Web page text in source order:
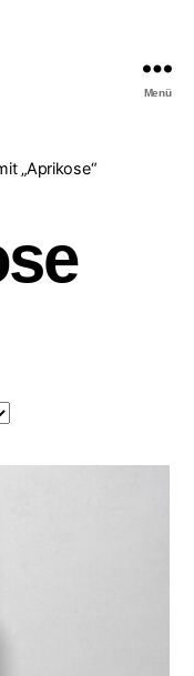
Menü
„Aprikose“